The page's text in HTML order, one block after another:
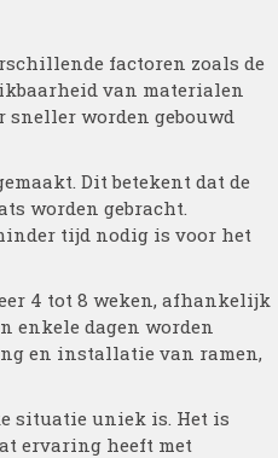
factoren zoals de
van materialen
sneller worden gebouwd
Dit betekent dat de
worden gebracht.
tijd nodig is voor het
4 tot 8 weken, afhankelijk
enkele dagen worden
en installatie van ramen,
situatie uniek is. Het is
ervaring heeft met